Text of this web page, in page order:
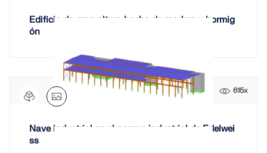
Edificio de gran altura hecho de madera y hormig
ón
615x
Nave industrial en el parque industrial de Edelwei
ss